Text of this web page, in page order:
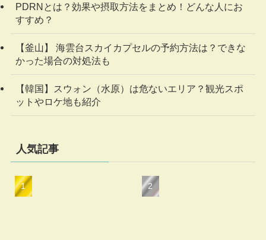
PDRNとは？効果や摂取方法をまとめ！どんな人にお
すすめ？
【釜山】 海雲台スカイカプセルの予約方法は？できな
かった場合の対処法も
【韓国】スウォン（水原）は危ないエリア？観光スポ
ットやロケ地も紹介
人気記事